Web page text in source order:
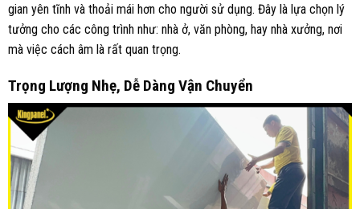
gian yên tĩnh và thoải mái hơn cho người sử dụng. Đây là lựa chọn lý
tưởng cho các công trình như: nhà ở, văn phòng, hay nhà xưởng, nơi
mà việc cách âm là rất quan trọng.
Trọng Lượng Nhẹ, Dễ Dàng Vận Chuyển